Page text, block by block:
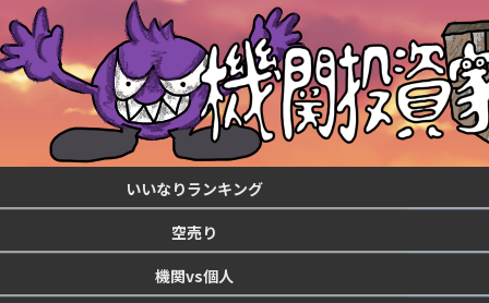
いいなりランキング
空売り
機関vs個人